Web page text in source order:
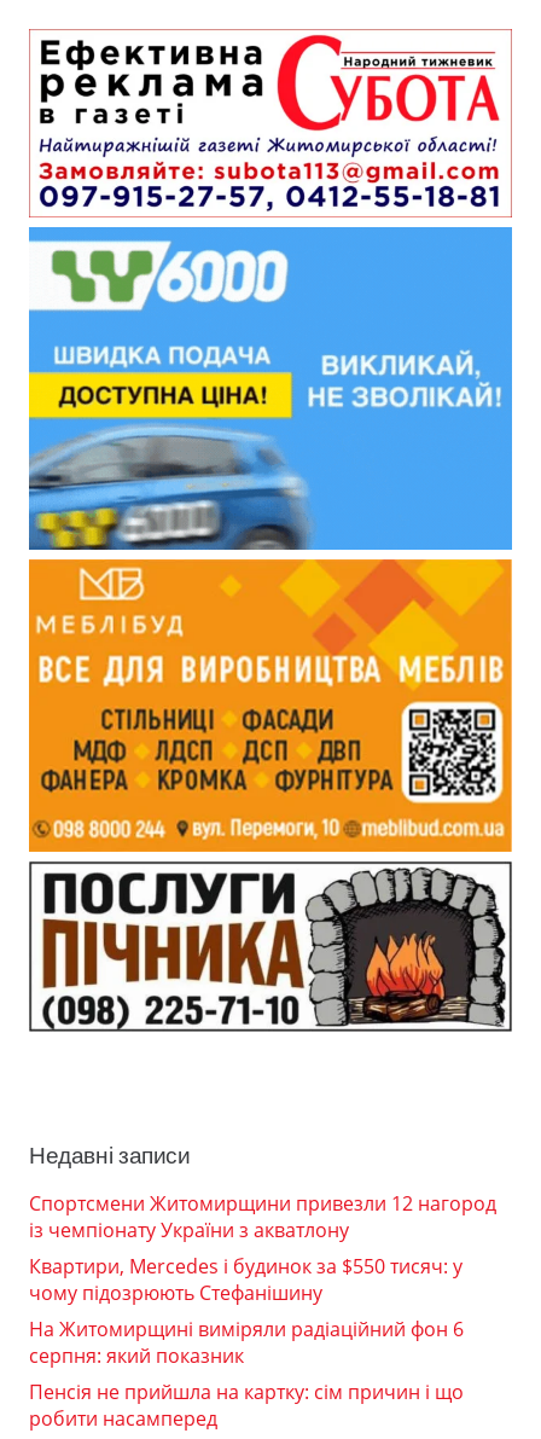
Недавні записи
Спортсмени Житомирщини привезли 12 нагород
із чемпіонату України з акватлону
Квартири, Mercedes і будинок за $550 тисяч: у
чому підозрюють Стефанішину
На Житомирщині виміряли радіаційний фон 6
серпня: який показник
Пенсія не прийшла на картку: сім причин і що
робити насамперед